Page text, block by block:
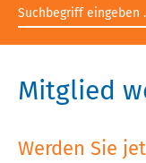
Suchbegriff
Mitglied
Werden Sie